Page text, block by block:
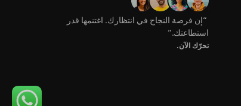
“إن فرصة النجاح في انتظارك. اغتنمها قدر
استطاعتك.”
تحرّك الآن.